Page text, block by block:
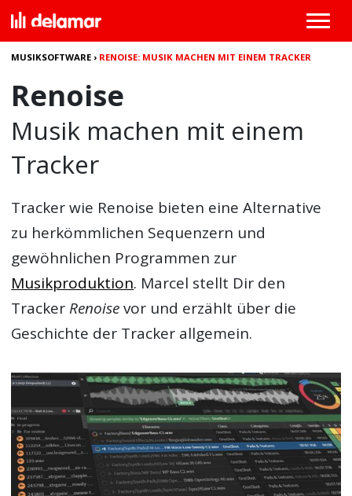
MUSIKSOFTWARE › RENOISE: MUSIK MACHEN MIT EINEM TRACKER
Renoise
Musik machen mit einem
Tracker
Tracker wie Renoise bieten eine Alternative
zu herkömmlichen Sequenzern und
gewöhnlichen Programmen zur
Musikproduktion. Marcel stellt Dir den
Tracker Renoisevor und erzählt über die
Geschichte der Tracker allgemein.